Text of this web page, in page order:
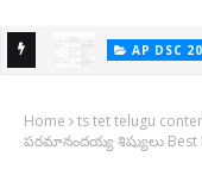
AP DSC
Home ts tet telugu
పరమానందయ్య శిష్యులు Best